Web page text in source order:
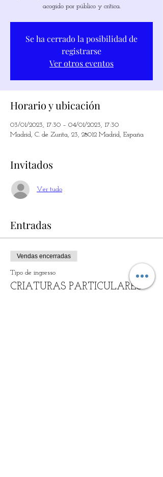
acogido por público y crítica.
Se ha cerrado la posibilidad de
registrarse
Ver otros eventos
Horario y ubicación
03/01/2023, 17:30 – 04/01/2023, 17:30
Madrid, C. de Zurita, 23, 28012 Madrid, España
Invitados
Ver tudo
Entradas
Vendas encerradas
Tipo de ingresso
CRIATURAS PARTICULARES